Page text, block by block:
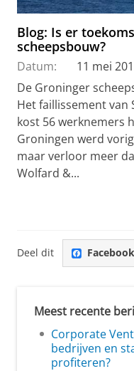
Blog: Is er
scheepsbouw?
Datum:
11 mei
De Groninger
Het faillissement van
kost 56 werknemers
Groningen werd
maar verloor meer
Wolfard &...
Deel dit Facebook
Meest recente
Corporate
bedrijven en
profiteren?